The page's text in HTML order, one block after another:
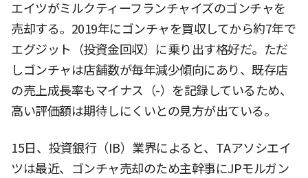
エイツがミルクティーフランチャイズのゴンチャを
売却する。2019年にゴンチャを買収してから約7年で
エグジット（投資金回収）に乗り出す格好だ。ただ
しゴンチャは店舗数が毎年減少傾向にあり、既存店
の売上成長率もマイナス（-）を記録しているため、
高い評価額は期待しにくいとの見方が出ている。
15日、投資銀行（IB）業界によると、TAアソシエイ
ツは最近、ゴンチャ売却のため主幹事にJPモルガン